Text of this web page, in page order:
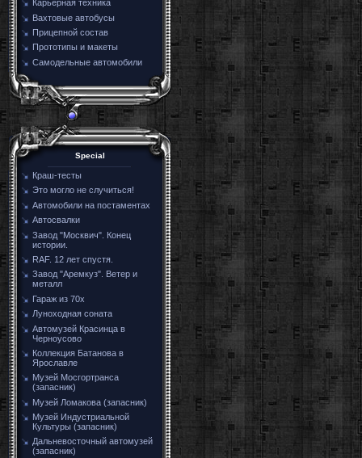
Карьерная техника
Вахтовые автобусы
Прицепной состав
Прототипы и макеты
Самодельные автомобили
Special
Краш-тесты
Это могло не случиться!
Автомобили на постаментах
Автосвалки
Завод "Москвич". Конец
истории.
RAF. 12 лет спустя.
Завод "Аремкуз". Ветер и
металл
Гараж из 70х
Луноходная соната
Автомузей Красинца в
Черноусово
Коллекция Батанова в
Ярославле
Музей Мосгортранса
(запасник)
Музей Ломакова (запасник)
Музей Индустриальной
Культуры (запасник)
Дальневосточный автомузей
(запасник)